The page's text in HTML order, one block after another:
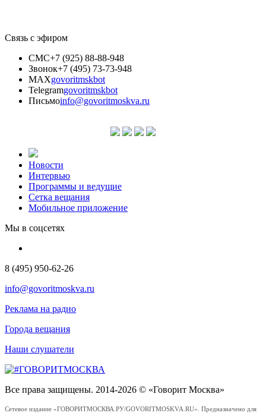
Связь с эфиром
СМС+7 (925) 88-88-948
Звонок+7 (495) 73-73-948
MAXgovoritmskbot
Telegramgovoritmskbot
Письмоinfo@govoritmoskva.ru
Новости
Интервью
Программы и ведущие
Сетка вещания
Мобильное приложение
Мы в соцсетях
8 (495) 950-62-26
info@govoritmoskva.ru
Реклама на радио
Города вещания
Наши слушатели
Все права защищены. 2014-2026 © «Говорит Москва»
Сетевое издание «ГОВОРИТМОСКВА.РУ/GOVORITMOSKVA.RU». Предназначено для